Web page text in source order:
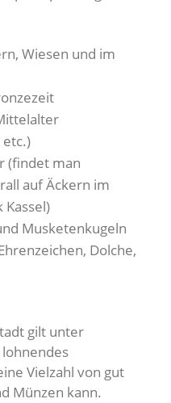
Wiesen und im
(findet man
auf Äckern im
Kassel)
Musketenkugeln
Dolche,
gilt unter
Vielzahl von gut
Münzen kann.